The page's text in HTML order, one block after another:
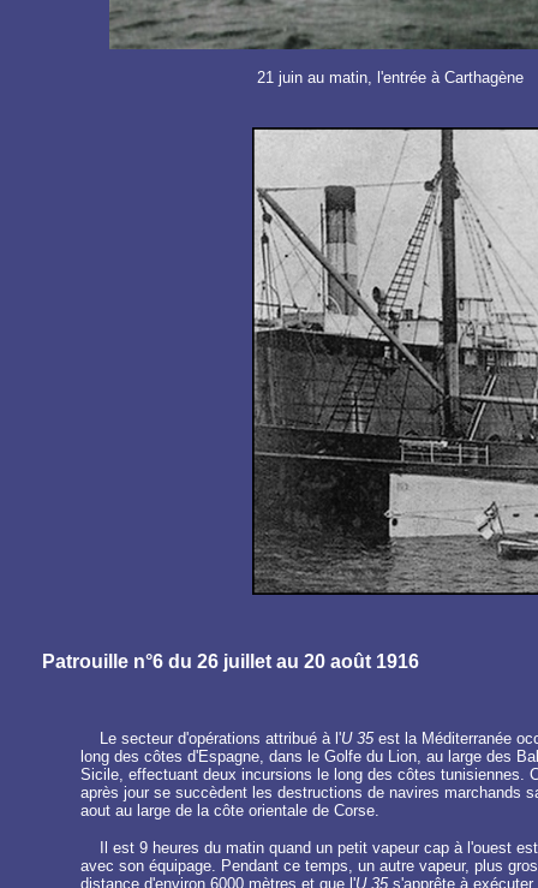
21 juin au matin, l'entrée à Carthagène
Patrouille n°6 du 26 juillet au 20 août 1916
Le secteur d'opérations attribué à l'U 35est la Méditerranée
long des côtes d'Espagne, dans le Golfe du Lion, au large des
Sicile, effectuant deux incursions le long des côtes tunisiennes.
après jour se succèdent les destructions de navires marchands
aout au large de la côte orientale de Corse.
Il est 9 heures du matin quand un petit vapeur cap à l'ouest
avec son équipage. Pendant ce temps, un autre vapeur, plus
distance d'environ 6000 mètres et que l'U 35s'apprête à exécuter